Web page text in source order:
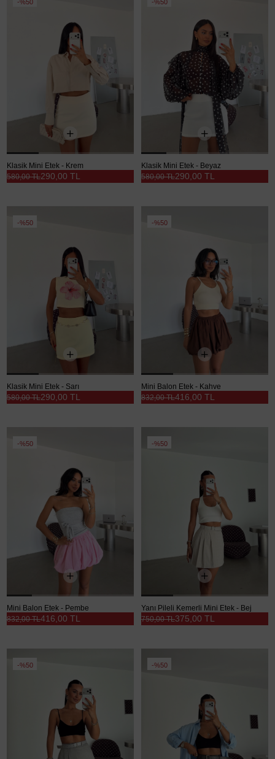
%50
Klasik Mini Etek - Krem
290,00 TL
580,00 TL
%50
Klasik Mini Etek - Beyaz
290,00 TL
580,00 TL
%50
Klasik Mini Etek - Sarı
290,00 TL
580,00 TL
%50
Mini Balon Etek - Kahve
416,00 TL
832,00 TL
%50
Mini Balon Etek - Pembe
416,00 TL
832,00 TL
%50
Yanı Pileli Kemerli Mini Etek - Bej
375,00 TL
750,00 TL
%50 %50